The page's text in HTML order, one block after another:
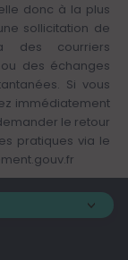
donc à la plus
sollicitation de
des courriers
des échanges
Si vous
immédiatement
le retour
pratiques via le